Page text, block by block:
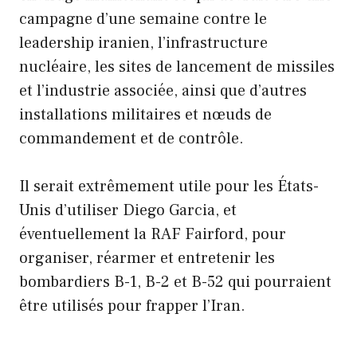
campagne d’une semaine contre le
leadership iranien, l’infrastructure
nucléaire, les sites de lancement de missiles
et l’industrie associée, ainsi que d’autres
installations militaires et nœuds de
commandement et de contrôle.
Il serait extrêmement utile pour les États-
Unis d’utiliser Diego Garcia, et
éventuellement la RAF Fairford, pour
organiser, réarmer et entretenir les
bombardiers B-1, B-2 et B-52 qui pourraient
être utilisés pour frapper l’Iran.